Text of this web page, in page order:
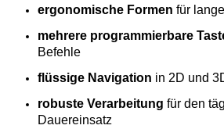
ergonomische Formen für
mehrere programmierbare
Befehle
flüssige Navigation in 2D und
robuste Verarbeitung für den
Dauereinsatz